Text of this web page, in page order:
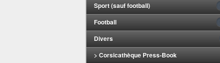
Sport (sauf football)
Football
Divers
> Corsicathèque Press-Book